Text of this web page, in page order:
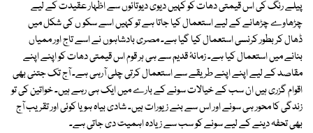
پیلے رنگ کی اس قیمتی دھات کو کہیں دیوی دیوتائوں سے اظہار عقیدت کے لیے
چڑھاوے چڑھانے کے لیے استعمال کیا جاتا ہے تو کہیں اسے سکو ں کی شکل میں
ڈھال کر بطور کرنسی استعمال کیا گیا ہے۔ مصری بادشاہوں نے اسے تاج اور ممیاں
بنانے میں استعمال کیا ہے۔ زمانۂ قدیم سے ہی ہر قوم اس قیمتی دھات کو اپنے اپنے
مقاصد کے لیے اپنے اپنے طریقے سے استعمال کرتی چلی آرہی ہے۔ آج تک جتنی بھی
اقوام گزری ہیں ان سب کے خیالات سونے کے بارے میں ایک ہی رہے ہیں۔ خواتین کی تو
زندگی کا محور ہی سونے اور اس سے بنے زیورات ہیں۔ شادی بیاہ ہو یا کوئی اور تقریب آج
بھی تحفہ دینے کے لیے سونے کو سب سے زیادہ اہمیت دی جاتی ہے۔